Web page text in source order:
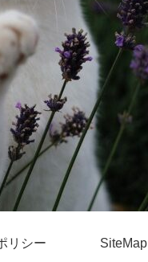
リシー SiteMap